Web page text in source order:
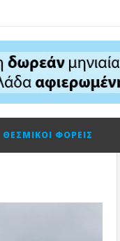
ΘΕΣΜΙΚΟΊ ΦΟΡΕΊΣ